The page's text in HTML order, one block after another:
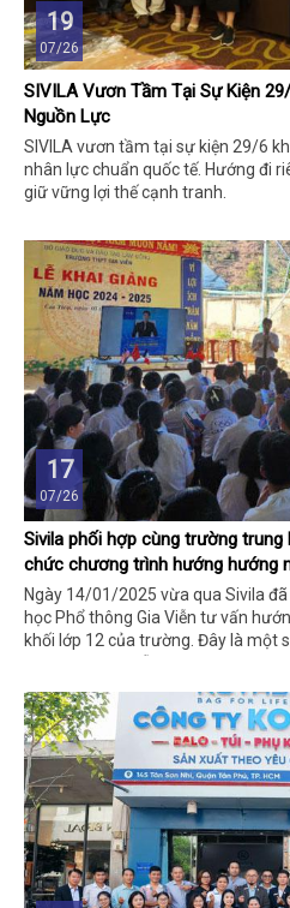
19
07/26
SIVILA Vươn Tầm Tại Sự Kiện
Nguồn Lực
SIVILA vươn tầm tại sự kiện 29/6
nhân lực chuẩn quốc tế. Hướng đi
giữ vững lợi thế cạnh tranh.
17
07/26
Sivila phối hợp cùng trường
chức chương trình hướng hướng
Ngày 14/01/2025 vừa qua Sivila
học Phổ thông Gia Viễn tư vấn
khối lớp 12 của trường. Đây là một